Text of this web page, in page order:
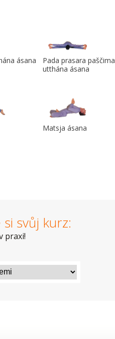
ásana
Pada prasara paščima
utthána ásana
Matsja ásana
svůj kurz:
praxi!